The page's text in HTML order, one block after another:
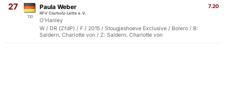
27
110
7.20
Paula Weber
RFV Clarholz-Lette e.V.
O'Hanley
W / DR (ZfdP) / F / 2015 / Stougjeshoeve Exclusive / Bolero / B:
Saldern, Charlotte von / Z: Saldern, Charlotte von